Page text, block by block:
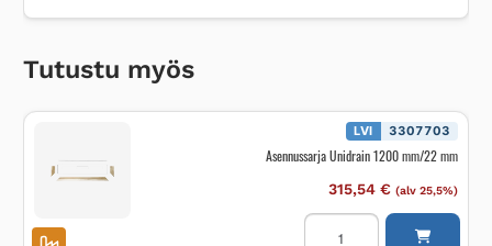
Tutustu myös
LVI 3307703
Asennussarja Unidrain 1200 mm/22 mm
315,54 € (alv 25,5%)
Asennussarja
Unidrain